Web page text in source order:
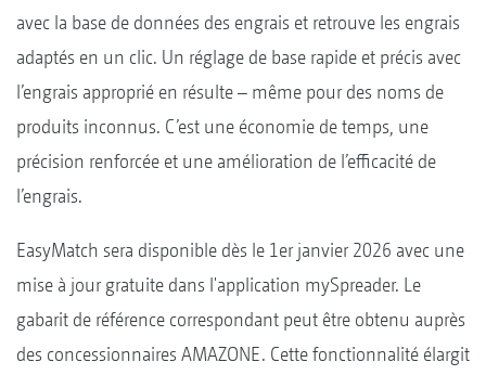
avec la base de données des engrais et retrouve les engrais
adaptés en un clic. Un réglage de base rapide et précis avec
l’engrais approprié en résulte – même pour des noms de
produits inconnus. C’est une économie de temps, une
précision renforcée et une amélioration de l’efficacité de
l’engrais.
EasyMatch sera disponible dès le 1er janvier 2026 avec une
mise à jour gratuite dans l'application mySpreader. Le
gabarit de référence correspondant peut être obtenu auprès
des concessionnaires AMAZONE. Cette fonctionnalité élargit